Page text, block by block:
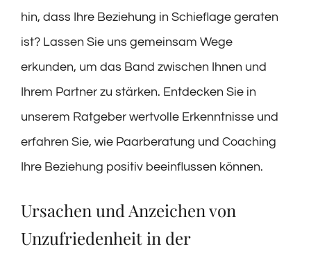
hin, dass Ihre Beziehung in Schieflage geraten
ist? Lassen Sie uns gemeinsam Wege
erkunden, um das Band zwischen Ihnen und
Ihrem Partner zu stärken. Entdecken Sie in
unserem Ratgeber wertvolle Erkenntnisse und
erfahren Sie, wie Paarberatung und Coaching
Ihre Beziehung positiv beeinflussen können.
Ursachen und Anzeichen von
Unzufriedenheit in der